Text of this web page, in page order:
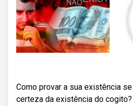
Como provar a sua existência
certeza da existência do